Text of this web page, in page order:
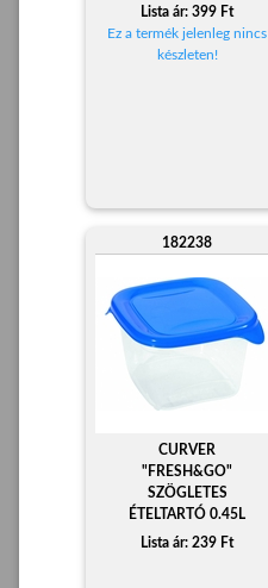
Lista ár: 399 Ft
Ez a termék jelenleg nincs
készleten!
182238
CURVER
"FRESH&GO"
SZÖGLETES
ÉTELTARTÓ 0.45L
Lista ár: 239 Ft